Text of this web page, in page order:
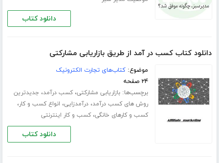
دانلود کتاب
دانلود کتاب کسب در آمد از طریق بازاریابی مشارکتی
موضوع:کتاب‌های تجارت الکترونیک
۲۴ صفحه
برچسب‌ها:بازاریابی مشارکتی،کسب درآمد، جدیدترین
روش های کسب درآمد،درآمدزایی، انواع کسب و کار،
کسب و کارهای خانگی،کسب و کار اینترنتی
دانلود کتاب